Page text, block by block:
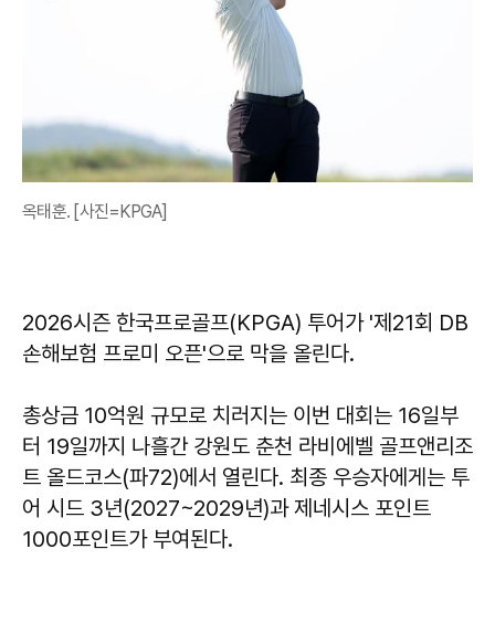
옥태훈. [사진=KPGA]
2026시즌 한국프로골프(KPGA) 투어가 '제21회 DB
손해보험 프로미 오픈'으로 막을 올린다.
총상금 10억원 규모로 치러지는 이번 대회는 16일부
터 19일까지 나흘간 강원도 춘천 라비에벨 골프앤리조
트 올드코스(파72)에서 열린다. 최종 우승자에게는 투
어 시드 3년(2027~2029년)과 제네시스 포인트
1000포인트가 부여된다.